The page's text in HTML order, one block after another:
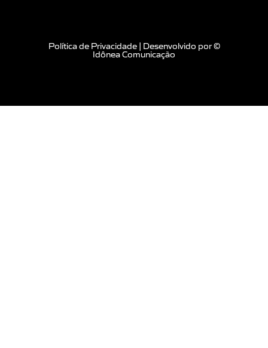
Política de Privacidade| Desenvolvido por©
Idônea Comunicação